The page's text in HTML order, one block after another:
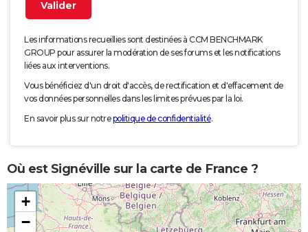
Les informations recueillies sont destinées à CCM BENCHMARK
GROUP pour assurer la modération de ses forums et les notifications
liées aux interventions.
Vous bénéficiez d'un droit d'accès, de rectification et d'effacement de
vos données personnelles dans les limites prévues par la loi.
En savoir plus sur notrepolitique de confidentialité.
Où est Signéville sur la carte de France ?
+
−